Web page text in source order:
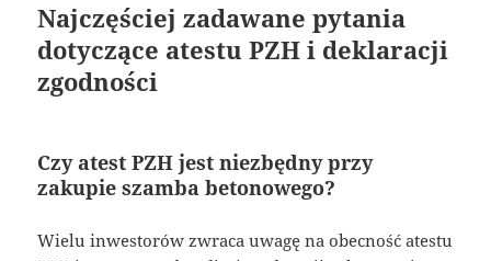
Najczęściej zadawane pytania
dotyczące atestu PZH i deklaracji
zgodności
Czy atest PZH jest niezbędny przy
zakupie szamba betonowego?
Wielu inwestorów zwraca uwagę na obecność atestu